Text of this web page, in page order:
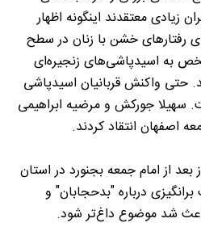
زیادی معتقدند اینگونه اظهار
رفتار‌های خشن با زنان در سطح
به اسیدپاشی‌های زنجیره‌ای
۹۳ اشاره شد. حتی واکنش قربانیان اسیدپاشی
سهیلا جورکش و مرضیه ابراهیمی
اصفهان انتقاد کردند.
از امام جمعه بجنورد در استان
درباره "بدحجابان" و
شد موضوع داغ‌تر شود.